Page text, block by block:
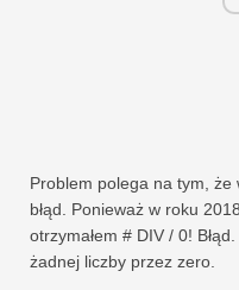
Problem polega na tym, że
błąd. Ponieważ w roku
otrzymałem # DIV / 0!
żadnej liczby przez zero.